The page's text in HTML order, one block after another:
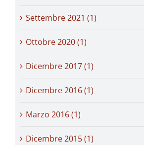
Settembre 2021 (1)
Ottobre 2020 (1)
Dicembre 2017 (1)
Dicembre 2016 (1)
Marzo 2016 (1)
Dicembre 2015 (1)